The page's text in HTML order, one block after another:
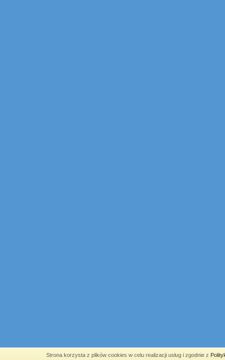
Strona korzysta z plików cookies w celu realizacji usług i zgodnie z